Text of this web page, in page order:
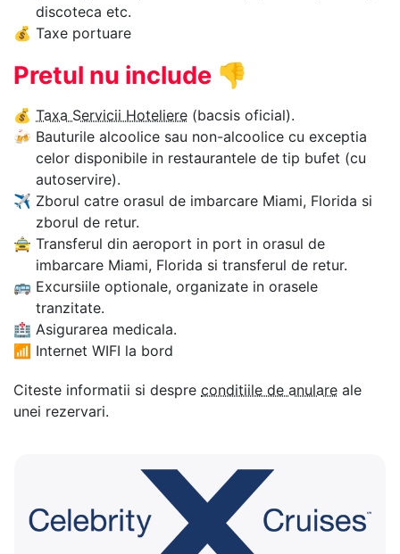
discoteca etc.
💰 Taxe portuare
Pretul nu include 👎
💰 Taxa Servicii Hoteliere (bacsis oficial).
🍻 Bauturile alcoolice sau non-alcoolice cu exceptia
celor disponibile in restaurantele de tip bufet (cu
autoservire).
✈ Zborul catre orasul de imbarcare Miami, Florida si
zborul de retur.
🚖 Transferul din aeroport in port in orasul de
imbarcare Miami, Florida si transferul de retur.
🚌 Excursiile optionale, organizate in orasele
tranzitate.
🏥 Asigurarea medicala.
📶 Internet WIFI la bord
Citeste informatii si despre conditiile de anulare ale
unei rezervari.